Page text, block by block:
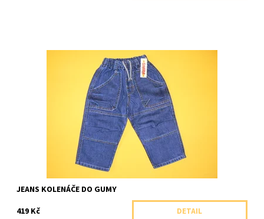
Jeansové kolenáče s barevným prošíváním
Skladem 1 ks
Shara, ČR
JEANS KOLENÁČE DO GUMY
419 Kč
DETAIL